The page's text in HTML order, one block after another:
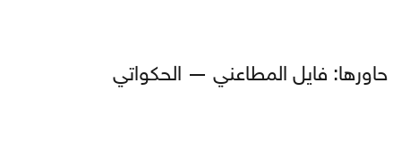
حاورها: فايل المطاعني — الحكواتي